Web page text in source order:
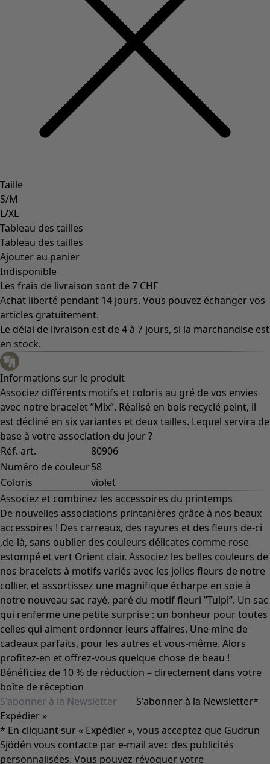
Robes de style hippie
Vêtements hippies
Une mode scandinave
À pois
Vêtements bio
Un design suédois
Robes en jersey
Vêtements bohèmes
Des vêtements pour les soirées fraîches
Vêtements à motif
Coton
Coton biologique
Maillots de bain et vêtements de plage
Vêtements de fête
Collections
Dans l'univers du kimono
Monsoon
Étendues champêtres
Coimbatore
Les classiques de Gudrun
Des tournesols pour le HCR